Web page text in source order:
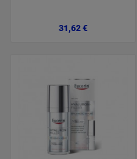
31,62 €Preço